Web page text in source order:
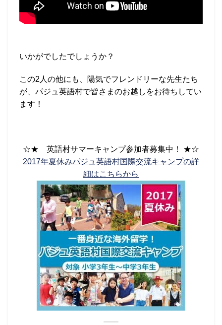
いかがでしたでしょうか？
この2人の他にも、陽気でフレンドリーな先生たち
が、パジュ英語村で皆さまのお越しをお待ちしてい
ます！
☆★ 英語村サマーキャンプ参加者募集中！ ★☆
2017年夏休みパジュ英語村国際交流キャンプの詳
細はこちらから